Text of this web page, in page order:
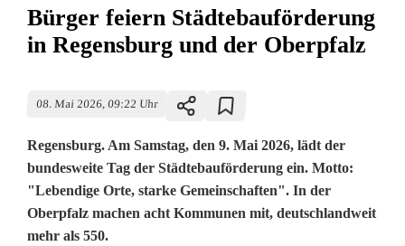
Bürger feiern Städtebauförderung
in Regensburg und der Oberpfalz
08. Mai 2026, 09:22 Uhr
Regensburg. Am Samstag, den 9. Mai 2026, lädt der
bundesweite Tag der Städtebauförderung ein. Motto:
"Lebendige Orte, starke Gemeinschaften". In der
Oberpfalz machen acht Kommunen mit, deutschlandweit
mehr als 550.